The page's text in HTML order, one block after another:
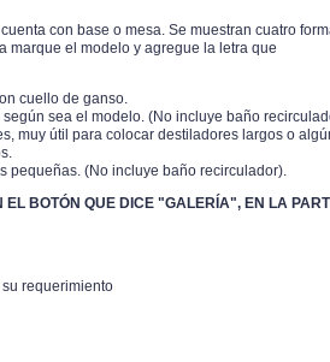
con base o mesa. Se muestran cuatro
marque el modelo y agregue la letra que
cuello de ganso.
sea el modelo. (No incluye baño
muy útil para colocar destiladores largos o
pequeñas. (No incluye baño recirculador).
BOTÓN QUE DICE "GALERÍA", EN LA
requerimiento